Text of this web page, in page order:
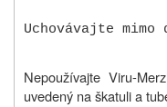
Uchovávajte mimo
Nepoužívajte Viru-
uvedený na škatuli a